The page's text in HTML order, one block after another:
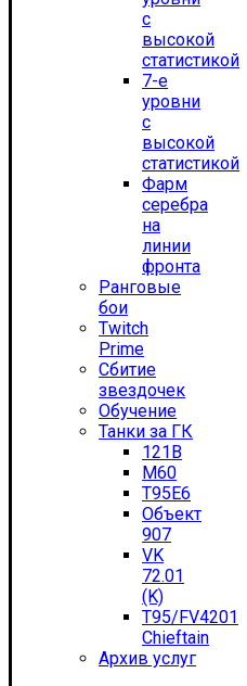
с
высокой
статистикой
7-е
уровни
с
высокой
статистикой
Фарм
серебра
на
линии
фронта
Ранговые
бои
Twitch
Prime
Сбитие
звездочек
Обучение
Танки за ГК
121B
M60
T95E6
Объект
907
VK
72.01
(K)
T95/FV4201
Chieftain
Архив услуг